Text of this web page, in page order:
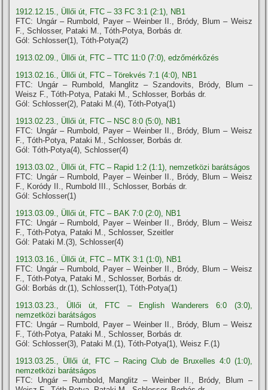
1912.12.15., Üllői út, FTC – 33 FC 3:1 (2:1), NB1
FTC: Ungár – Rumbold, Payer – Weinber II., Bródy, Blum – Weisz
F., Schlosser, Pataki M., Tóth-Potya, Borbás dr.
Gól: Schlosser(1), Tóth-Potya(2)
1913.02.09., Üllői út, FTC – TTC 11:0 (7:0), edzőmérkőzés
1913.02.16., Üllői út, FTC – Törekvés 7:1 (4:0), NB1
FTC: Ungár – Rumbold, Manglitz – Szandovits, Bródy, Blum –
Weisz F., Tóth-Potya, Pataki M., Schlosser, Borbás dr.
Gól: Schlosser(2), Pataki M.(4), Tóth-Potya(1)
1913.02.23., Üllői út, FTC – NSC 8:0 (5:0), NB1
FTC: Ungár – Rumbold, Payer – Weinber II., Bródy, Blum – Weisz
F., Tóth-Potya, Pataki M., Schlosser, Borbás dr.
Gól: Tóth-Potya(4), Schlosser(4)
1913.03.02., Üllői út, FTC – Rapid 1:2 (1:1), nemzetközi barátságos
FTC: Ungár – Rumbold, Payer – Weinber II., Bródy, Blum – Weisz
F., Koródy II., Rumbold III., Schlosser, Borbás dr.
Gól: Schlosser(1)
1913.03.09., Üllői út, FTC – BAK 7:0 (2:0), NB1
FTC: Ungár – Rumbold, Payer – Weinber II., Bródy, Blum – Weisz
F., Tóth-Potya, Pataki M., Schlosser, Szeitler
Gól: Pataki M.(3), Schlosser(4)
1913.03.16., Üllői út, FTC – MTK 3:1 (1:0), NB1
FTC: Ungár – Rumbold, Payer – Weinber II., Bródy, Blum – Weisz
F., Tóth-Potya, Pataki M., Schlosser, Borbás dr.
Gól: Borbás dr.(1), Schlosser(1), Tóth-Potya(1)
1913.03.23., Üllői út, FTC – English Wanderers 6:0 (3:0),
nemzetközi barátságos
FTC: Ungár – Rumbold, Payer – Weinber II., Bródy, Blum – Weisz
F., Tóth-Potya, Pataki M., Schlosser, Borbás dr.
Gól: Schlosser(3), Pataki M.(1), Tóth-Potya(1), Weisz F.(1)
1913.03.25., Üllői út, FTC – Racing Club de Bruxelles 4:0 (1:0),
nemzetközi barátságos
FTC: Ungár – Rumbold, Manglitz – Weinber II., Bródy, Blum –